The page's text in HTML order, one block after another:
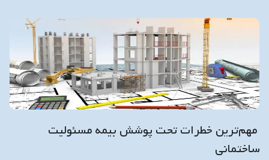
مهم‌ترین خطرات تحت پوشش بیمه مسئولیت
ساختمانی